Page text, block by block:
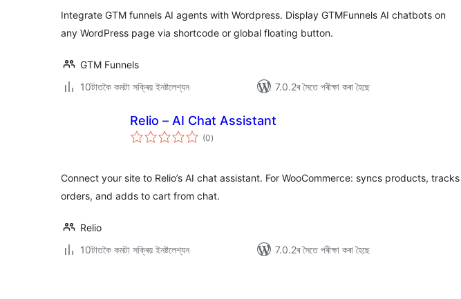
Integrate GTM funnels AI agents with Wordpress. Display GTMFunnels AI chatbots on
any WordPress page via shortcode or global floating button.
GTM Funnels
10টাতকৈ কমটা সক্ৰিয় ইনষ্টলেশ্যন
7.0.2ৰ সৈতে পৰীক্ষা কৰা হৈছে
Relio – AI Chat Assistant
(0টা
মুঠ)
Connect your site to Relio’s AI chat assistant. For WooCommerce: syncs products, tracks
orders, and adds to cart from chat.
Relio
10টাতকৈ কমটা সক্ৰিয় ইনষ্টলেশ্যন
7.0.2ৰ সৈতে পৰীক্ষা কৰা হৈছে